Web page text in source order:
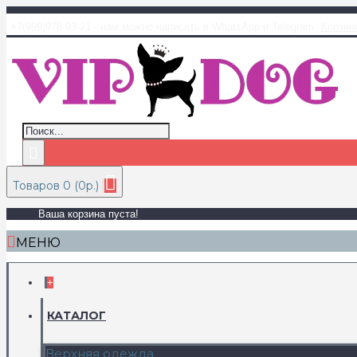
Товаров 0 (0р.)
Ваша корзина пуста!
МЕНЮ
+
КАТАЛОГ
Верхняя одежда